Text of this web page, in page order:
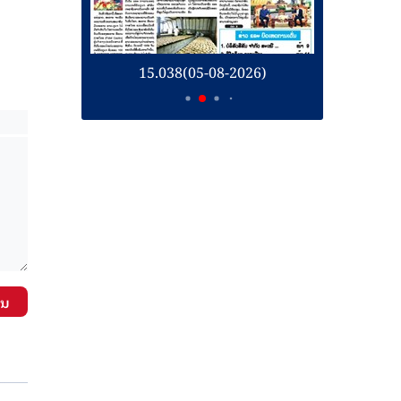
15.038(05-08-2026)